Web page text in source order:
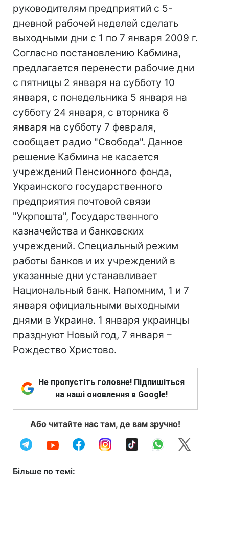
руководителям предприятий с 5-
дневной рабочей неделей сделать
выходными дни с 1 по 7 января 2009 г.
Согласно постановлению Кабмина,
предлагается перенести рабочие дни
с пятницы 2 января на субботу 10
января, с понедельника 5 января на
субботу 24 января, с вторника 6
января на субботу 7 февраля,
сообщает радио "Свобода". Данное
решение Кабмина не касается
учреждений Пенсионного фонда,
Украинского государственного
предприятия почтовой связи
"Укрпошта", Государственного
казначейства и банковских
учреждений. Специальный режим
работы банков и их учреждений в
указанные дни устанавливает
Национальный банк. Напомним, 1 и 7
января официальными выходными
днями в Украине. 1 января украинцы
празднуют Новый год, 7 января –
Рождество Христово.
Не пропустіть головне! Підпишіться
на наші оновлення в Google!
Або читайте нас там, де вам зручно!
Більше по темі: